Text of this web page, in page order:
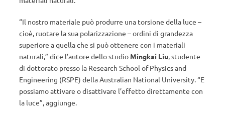
“Il nostro materiale può produrre una torsione della luce –
cioè, ruotare la sua polarizzazione – ordini di grandezza
superiore a quella che si può ottenere con i materiali
naturali,” dice l’autore dello studio Mingkai Liu, studente
di dottorato presso la Research School of Physics and
Engineering (RSPE) della Australian National University. “E
possiamo attivare o disattivare l’effetto direttamente con
la luce”, aggiunge.